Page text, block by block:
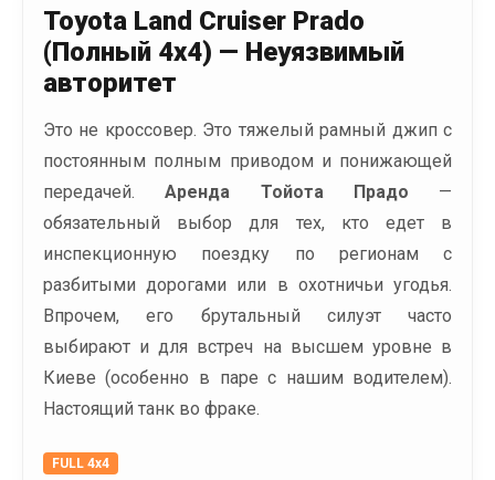
Toyota Land Cruiser Prado
(Полный 4x4) — Неуязвимый
авторитет
Это не кроссовер. Это тяжелый рамный джип с
постоянным полным приводом и понижающей
передачей.Аренда Тойота Прадо —
обязательный выбор для тех, кто едет в
инспекционную поездку по регионам с
разбитыми дорогами или в охотничьи угодья.
Впрочем, его брутальный силуэт часто
выбирают и для встреч на высшем уровне в
Киеве (особенно в паре с нашим водителем).
Настоящий танк во фраке.
FULL 4x4